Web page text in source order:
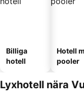
Billiga
hotell
Hotell
pooler
Lyxhotell nära